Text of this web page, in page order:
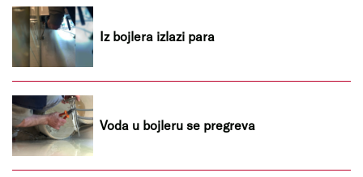
Iz bojlera izlazi para
Voda u bojleru se pregreva